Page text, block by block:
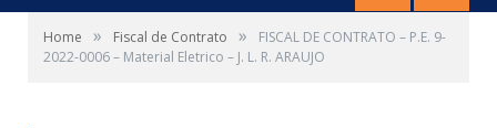
Home » Fiscal de Contrato »
FISCAL DE CONTRATO – P.E. 9-
2022-0006 – Material Eletrico – J. L. R. ARAUJO